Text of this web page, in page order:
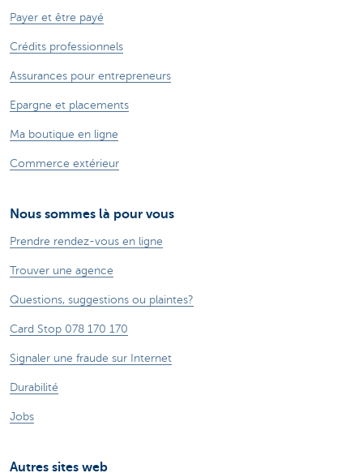
Payer et être payé
Crédits professionnels
Assurances pour entrepreneurs
Epargne et placements
Ma boutique en ligne
Commerce extérieur
Nous sommes là pour vous
Prendre rendez-vous en ligne
Trouver une agence
Questions, suggestions ou plaintes?
Card Stop 078 170 170
Signaler une fraude sur Internet
Durabilité
Jobs
Autres sites web